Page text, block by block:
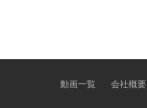
シ
動画一覧 会社概要